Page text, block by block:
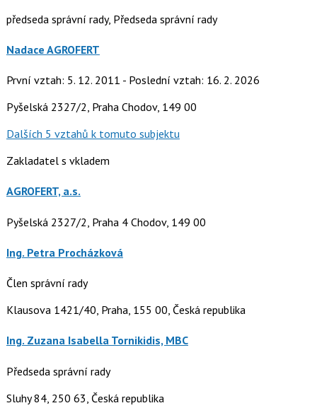
předseda správní rady, Předseda správní rady
Nadace AGROFERT
První vztah: 5. 12. 2011 - Poslední vztah: 16. 2. 2026
Pyšelská 2327/2, Praha Chodov, 149 00
Dalších 5 vztahů k tomuto subjektu
Zakladatel s vkladem
AGROFERT, a.s.
Pyšelská 2327/2, Praha 4 Chodov, 149 00
Ing. Petra Procházková
Člen správní rady
Klausova 1421/40, Praha, 155 00, Česká republika
Ing. Zuzana Isabella Tornikidis, MBC
Předseda správní rady
Sluhy 84, 250 63, Česká republika